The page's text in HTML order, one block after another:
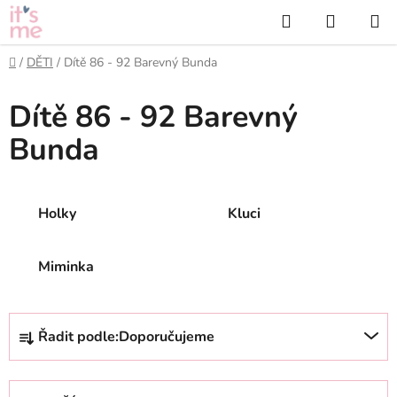
Přejít
na
obsah
Hledat
KOŠÍK
Domů
/ DĚTI / Dítě 86 - 92 Barevný Bunda
Dítě 86 - 92 Barevný
Bunda
Holky Kluci
Miminka
Ř
z
Řadit podle:Doporučujeme